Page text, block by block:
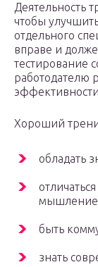
Деятельность
чтобы
отдельного
вправе и
тестирование
работодателю
Хороший
обладать
быть
знать